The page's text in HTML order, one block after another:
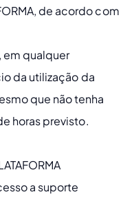
de acordo com
em qualquer
da utilização da
que não tenha
horas previsto.
a suporte